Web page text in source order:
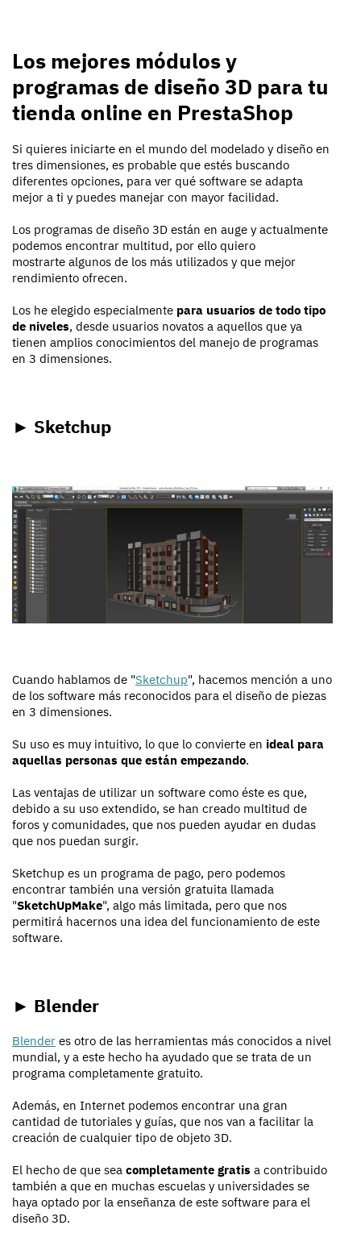
Los mejores módulos y
programas de diseño 3D para tu
tienda online en PrestaShop
Si quieres iniciarte en el mundo del modelado y diseño en
tres dimensiones, es probable que estés buscando
diferentes opciones, para ver qué software se adapta
mejor a ti y puedes manejar con mayor facilidad.
Los programas de diseño 3D están en auge y actualmente
podemos encontrar multitud, por ello quiero
mostrarte algunos de los más utilizados y que mejor
rendimiento ofrecen.
Los he elegido especialmente para usuarios de todo tipo
de niveles, desde usuarios novatos a aquellos que ya
tienen amplios conocimientos del manejo de programas
en 3 dimensiones.
► Sketchup
Cuando hablamos de "Sketchup", hacemos mención a uno
de los software más reconocidos para el diseño de piezas
en 3 dimensiones.
Su uso es muy intuitivo, lo que lo convierte en ideal para
aquellas personas que están empezando.
Las ventajas de utilizar un software como éste es que,
debido a su uso extendido, se han creado multitud de
foros y comunidades, que nos pueden ayudar en dudas
que nos puedan surgir.
Sketchup es un programa de pago, pero podemos
encontrar también una versión gratuita llamada
"SketchUpMake", algo más limitada, pero que nos
permitirá hacernos una idea del funcionamiento de este
software.
► Blender
Blender es otro de las herramientas más conocidos a nivel
mundial, y a este hecho ha ayudado que se trata de un
programa completamente gratuito.
Además, en Internet podemos encontrar una gran
cantidad de tutoriales y guías, que nos van a facilitar la
creación de cualquier tipo de objeto 3D.
El hecho de que sea completamente gratis a contribuido
también a que en muchas escuelas y universidades se
haya optado por la enseñanza de este software para el
diseño 3D.